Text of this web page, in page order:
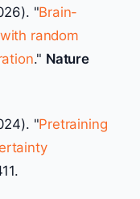
"Brain-
random
." Nature
"Pretraining